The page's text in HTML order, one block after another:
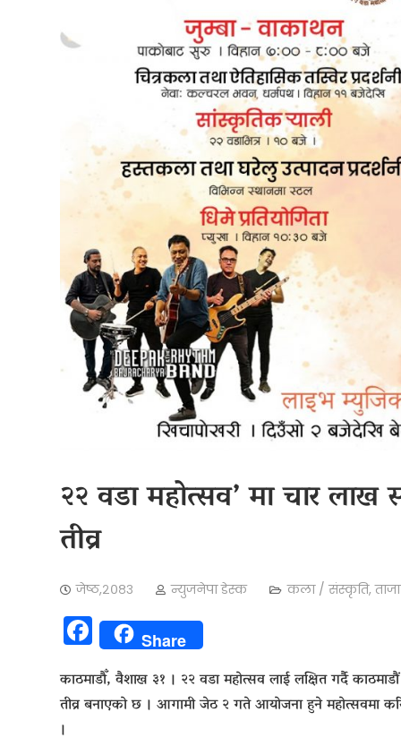
२२ वडा महोत्सव’ मा चार लाख
तीव्र
जेष्ठ,२०८३ न्युजनेपा डेस्क कला / संस्कृति,
Facebook
Share
काठमाडौँ, वैशाख ३१ । २२ वडा महोत्सवलाई लक्षित गर्दै
तीव्र बनाएको छ । आगामी जेठ २ गते आयोजना हुने महोत्सवमा
।